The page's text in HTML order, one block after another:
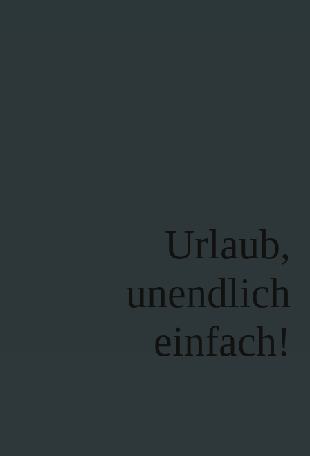
Urlaub,
unendlich
einfach!